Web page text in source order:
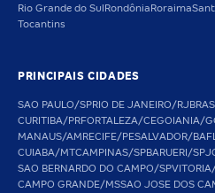
Rio Grande do Sul Rondônia Roraima
Tocantins
PRINCIPAIS CIDADES
SAO PAULO/SPRIO DE JANEIRO/RJ
CURITIBA/PRFORTALEZA/CEGOIANIA/
MANAUS/AMRECIFE/PESALVADOR/BA
CUIABA/MTCAMPINAS/SPBARUERI/SP
SAO BERNARDO DO CAMPO/SP
CAMPO GRANDE/MSSAO JOSE DOS